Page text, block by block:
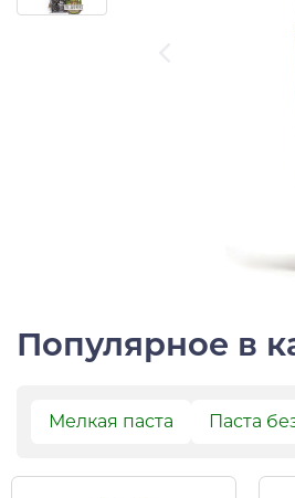
Популярное в
Мелкая паста Паста